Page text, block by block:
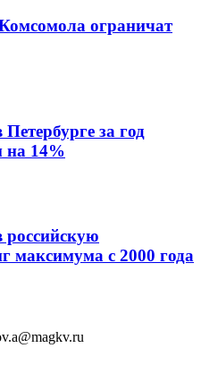
ограничат
за год
на 14%
российскую
максимума с 2000 года